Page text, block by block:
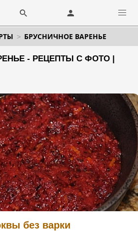
БРУСНИЧНОЕ ВАРЕНЬЕ
- РЕЦЕПТЫ С ФОТО |
без варки